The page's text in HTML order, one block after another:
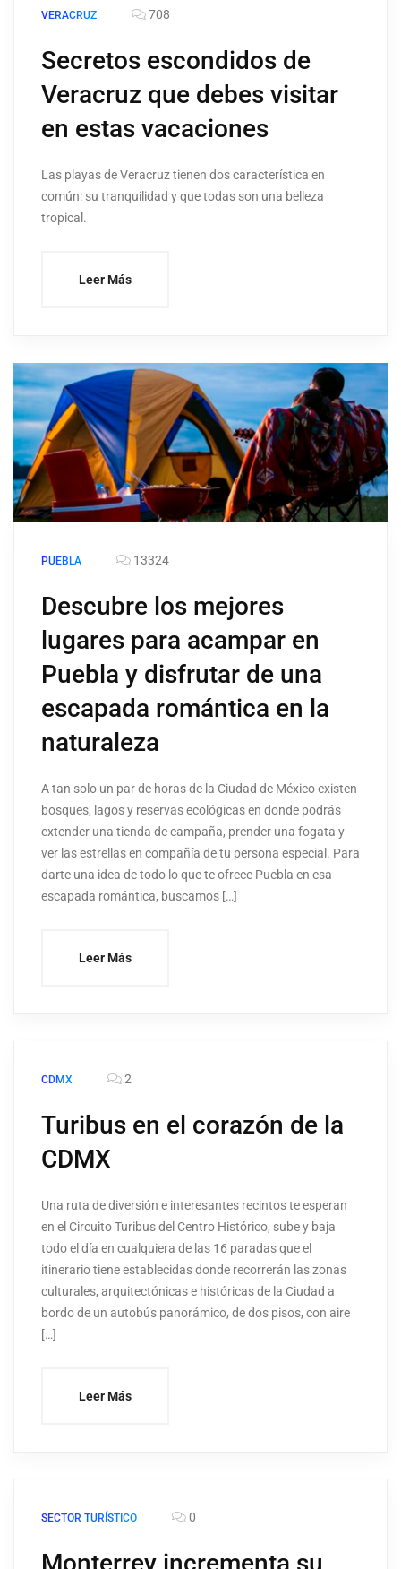
VERACRUZ 708
Secretos escondidos de
Veracruz que debes visitar
en estas vacaciones
Las playas de Veracruz tienen dos característica en
común: su tranquilidad y que todas son una belleza
tropical.
Leer Más
PUEBLA 13324
Descubre los mejores
lugares para acampar en
Puebla y disfrutar de una
escapada romántica en la
naturaleza
A tan solo un par de horas de la Ciudad de México existen
bosques, lagos y reservas ecológicas en donde podrás
extender una tienda de campaña, prender una fogata y
ver las estrellas en compañía de tu persona especial. Para
darte una idea de todo lo que te ofrece Puebla en esa
escapada romántica, buscamos […]
Leer Más
CDMX 2
Turibus en el corazón de la
CDMX
Una ruta de diversión e interesantes recintos te esperan
en el Circuito Turibus del Centro Histórico, sube y baja
todo el día en cualquiera de las 16 paradas que el
itinerario tiene establecidas donde recorrerán las zonas
culturales, arquitectónicas e históricas de la Ciudad a
bordo de un autobús panorámico, de dos pisos, con aire
[…]
Leer Más
SECTOR TURÍSTICO 0